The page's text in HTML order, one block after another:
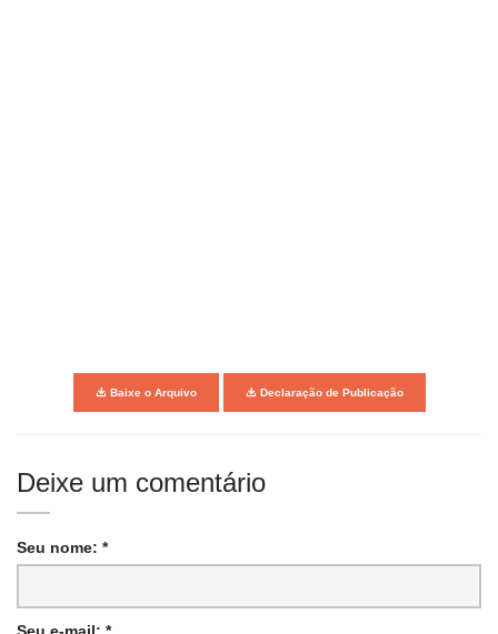
Baixe o Arquivo Declaração de Publicação
Deixe um comentário
Seu nome: *